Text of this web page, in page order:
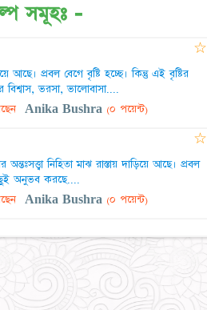
সমূহঃ -
আছে। প্রবল বেগে বৃষ্টি হচ্ছে। কিন্তু এই বৃষ্টির
ভরসা, ভালোবাসা....
Anika Bushra(০ পয়েন্ট)
☆
নিহিতা মাঝ রাস্তায় দাড়িয়ে আছে। প্রবল
অনুভব করছে....
Anika Bushra(০ পয়েন্ট)
☆